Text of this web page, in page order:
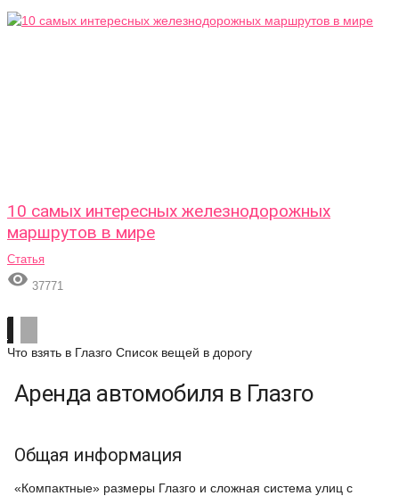
10 самых интересных железнодорожных
маршрутов в мире
Статья
 37771
Что взять в Глазго Список вещей в дорогу
Аренда автомобиля в Глазго
Общая информация
«Компактные» размеры Глазго и сложная система улиц с